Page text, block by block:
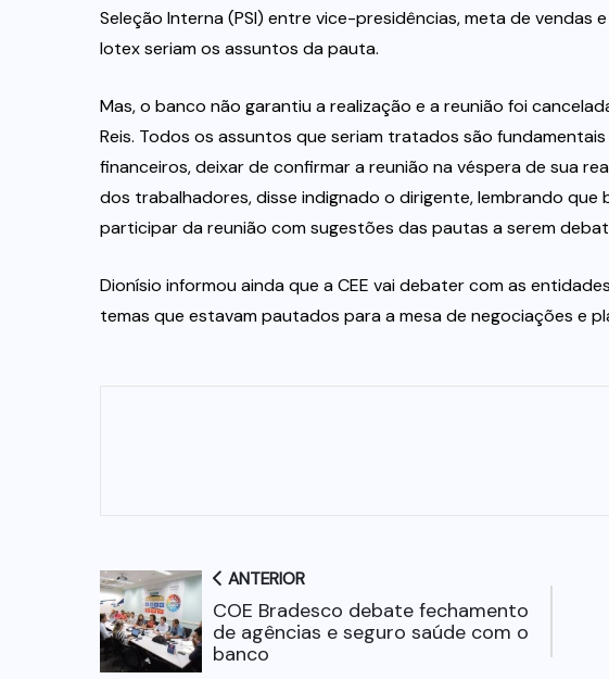
Seleção Interna (PSI) entre vice-presidências, meta de vendas
lotex seriam os assuntos da pauta.
Mas, o banco não garantiu a realização e a reunião foi
Reis. Todos os assuntos que seriam tratados são
financeiros, deixar de confirmar a reunião na véspera de sua
dos trabalhadores, disse indignado o dirigente, lembrando
participar da reunião com sugestões das pautas a serem
Dionísio informou ainda que a CEE vai debater com as
temas que estavam pautados para a mesa de negociações e
ANTERIOR
COE Bradesco debate fechamento
de agências e seguro saúde com o
banco